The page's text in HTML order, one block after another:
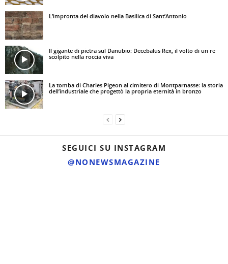
L’impronta del diavolo nella Basilica di Sant’Antonio
Il gigante di pietra sul Danubio: Decebalus Rex, il volto di un re
scolpito nella roccia viva
La tomba di Charles Pigeon al cimitero di Montparnasse: la storia
dell’industriale che progettò la propria eternità in bronzo
SEGUICI SU INSTAGRAM
@NONEWSMAGAZINE